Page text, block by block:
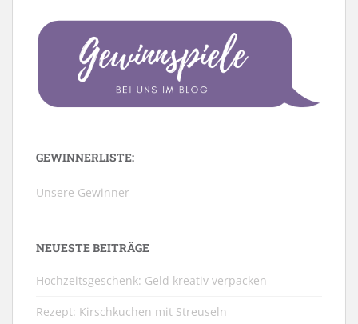
GEWINNERLISTE:
Unsere Gewinner
NEUESTE BEITRÄGE
Hochzeitsgeschenk: Geld kreativ verpacken
Rezept: Kirschkuchen mit Streuseln